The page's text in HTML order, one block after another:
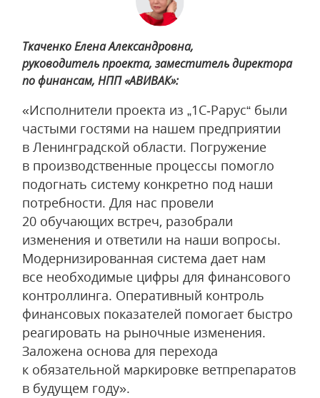
Ткаченко Елена Александровна,
руководитель проекта, заместитель директора
по финансам, НПП «АВИВАК»:
«Исполнители проекта из „1С‑Рарус“ были
частыми гостями на нашем предприятии
в Ленинградской области. Погружение
в производственные процессы помогло
подогнать систему конкретно под наши
потребности. Для нас провели
20 обучающих встреч, разобрали
изменения и ответили на наши вопросы.
Модернизированная система дает нам
все необходимые цифры для финансового
контроллинга. Оперативный контроль
финансовых показателей помогает быстро
реагировать на рыночные изменения.
Заложена основа для перехода
к обязательной маркировке ветпрепаратов
в будущем году».